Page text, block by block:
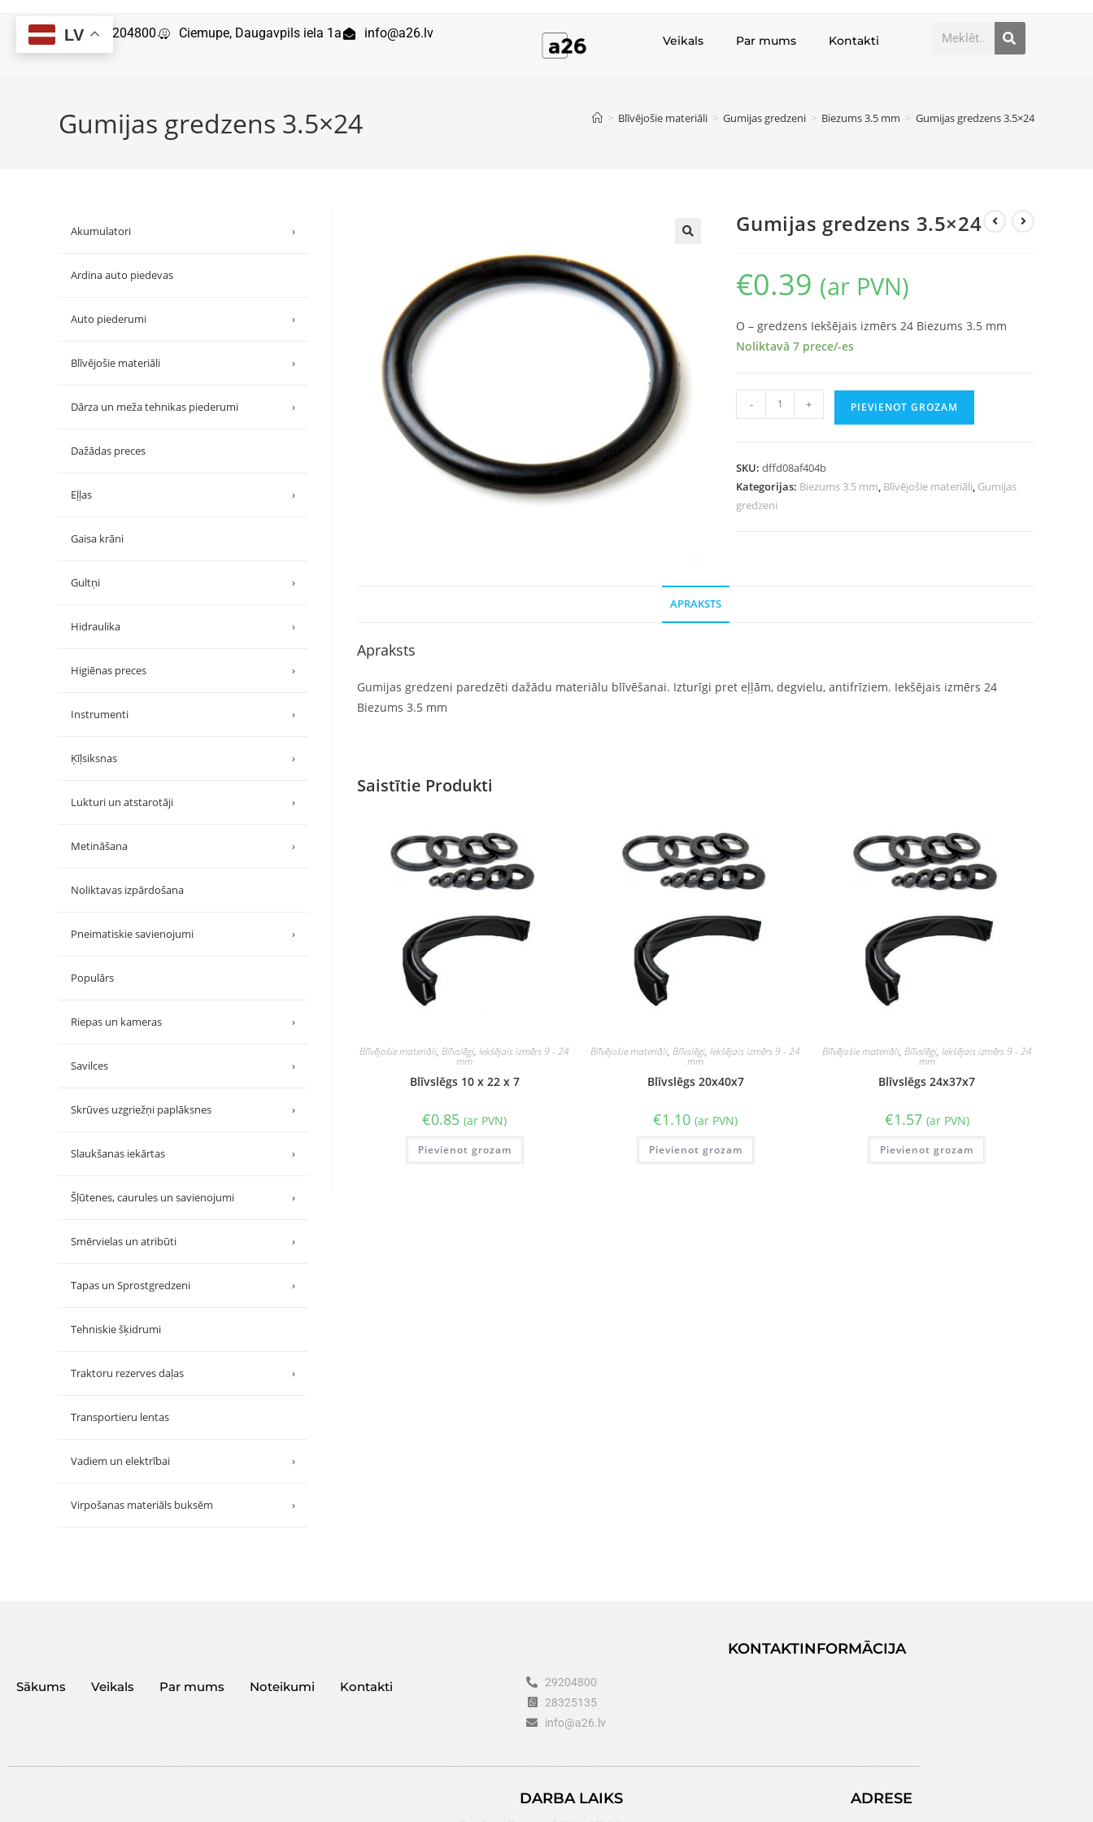
29204800 Ciemupe, Daugavpils iela 1a info@a26.lv Veikals Par mums Kontakti
Gumijas gredzens 3.5×24 > Blīvējošie materiāli > Gumijas gredzeni > Biezums 3.5 mm > Gumijas gredzens 3.5×24
Gumijas gredzens 3.5×24
€0.39 (ar PVN)
O – gredzens Iekšējais izmērs 24 Biezums 3.5 mm
Noliktavā 7 prece/-es
- + PIEVIENOT GROZAM
SKU:dffd08af404b
Kategorijas: Biezums 3.5 mm, Blīvējošie materiāli, Gumijas
gredzeni
APRAKSTS
Apraksts
Gumijas gredzeni paredzēti dažādu materiālu blīvēšanai. Izturīgi pret eļļām, degvielu, antifrīziem. Iekšējais izmērs 24
Biezums 3.5 mm
Saistītie Produkti
Blīvējošie materiāli,Blīvslēgi,Iekšējais izmērs 9 - 24
mm
Blīvslēgs 10 x 22 x 7
€0.85 (ar PVN)
Pievienot grozam
Blīvējošie materiāli,Blīvslēgi,Iekšējais izmērs 9 - 24
mm
Blīvslēgs 20x40x7
€1.10 (ar PVN)
Pievienot grozam
Blīvējošie materiāli, Blīvslēgi, Iekšējais izmērs 9 - 24
mm
Blīvslēgs 24x37x7
€1.57 (ar PVN)
Pievienot grozam
Akumulatori ›
Ardina auto piedevas
Auto piederumi ›
Blīvējošie materiāli ›
Dārza un meža tehnikas piederumi ›
Dažādas preces
Eļļas ›
Gaisa krāni
Gultņi ›
Hidraulika ›
Higiēnas preces ›
Instrumenti ›
Ķīļsiksnas ›
Lukturi un atstarotāji ›
Metināšana ›
Noliktavas izpārdošana
Pneimatiskie savienojumi ›
Populārs
Riepas un kameras ›
Savilces ›
Skrūves uzgriežņi paplāksnes ›
Slaukšanas iekārtas ›
Šļūtenes, caurules un savienojumi ›
Smērvielas un atribūti ›
Tapas un Sprostgredzeni ›
Tehniskie šķidrumi
Traktoru rezerves daļas ›
Transportieru lentas
Vadiem un elektrībai ›
Virpošanas materiāls buksēm ›
Sākums Veikals Par mums Noteikumi Kontakti
KONTAKTINFORMĀCIJA
29204800
28325135
info@a26.lv
DARBA LAIKS ADRESE
LV